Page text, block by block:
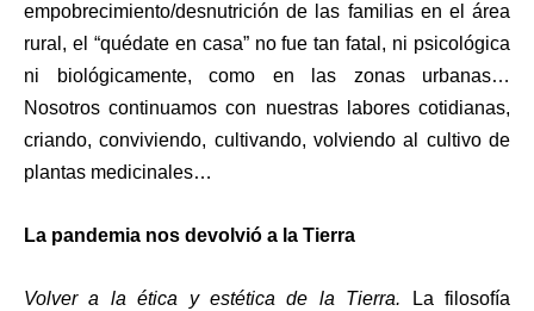
empobrecimiento/desnutrición de las familias en el área
rural, el “quédate en casa” no fue tan fatal, ni psicológica
ni biológicamente, como en las zonas urbanas…
Nosotros continuamos con nuestras labores cotidianas,
criando, conviviendo, cultivando, volviendo al cultivo de
plantas medicinales…
La pandemia nos devolvió a la Tierra
Volver a la ética y estética de la Tierra. La filosofía